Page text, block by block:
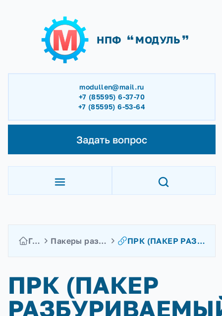
НПФ МОДУЛЬ
modullen@mail.ru
+7 (85595) 6-37-70
+7 (85595) 6-53-64
Задать вопрос
Главная Пакеры разбуриваемые ПРК (ПАКЕР РАЗБУРИВАЕМЫЙ)
ПРК (ПАКЕР